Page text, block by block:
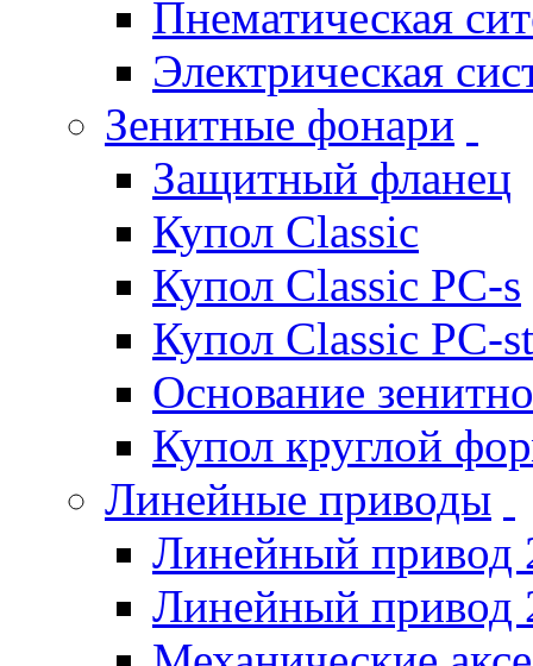
Пнематическая
Электрическая
Зенитные фонари
Защитный фланец
Купол Classic
Купол Classic PC-s
Купол Classic PC-st
Основание
Купол круглой
Линейные приводы
Линейный привод
Линейный привод